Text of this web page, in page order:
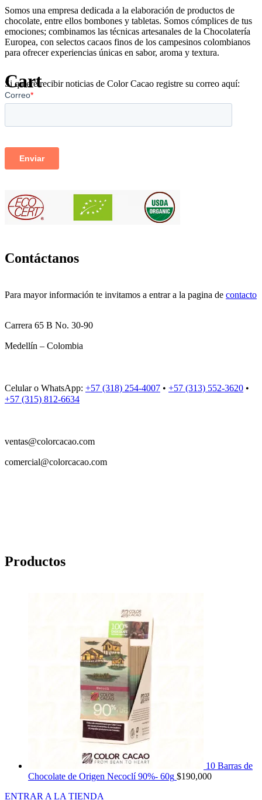
Cart
Somos una empresa dedicada a la elaboración de productos de
chocolate, entre ellos bombones y tabletas. Somos cómplices de tus
emociones; combinamos las técnicas artesanales de la Chocolatería
Europea, con selectos cacaos finos de los campesinos colombianos
para ofrecer experiencias únicas en sabor, aroma y textura.
Si quiere recibir noticias de Color Cacao registre su correo aquí:
Contáctanos
Para mayor información te invitamos a entrar a la pagina de contacto
Carrera 65 B No. 30-90
Medellín – Colombia
Celular o WhatsApp: +57 (318) 254-4007 • +57 (313) 552-3620 •
+57 (315) 812-6634
ventas@colorcacao.com
comercial@colorcacao.com
Productos
10 Barras de
Chocolate de Origen Necoclí 90%- 60g $190,000
ENTRAR A LA TIENDA